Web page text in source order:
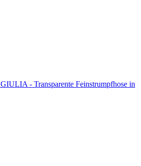
GIULIA - Transparente Feinstrumpfhose in